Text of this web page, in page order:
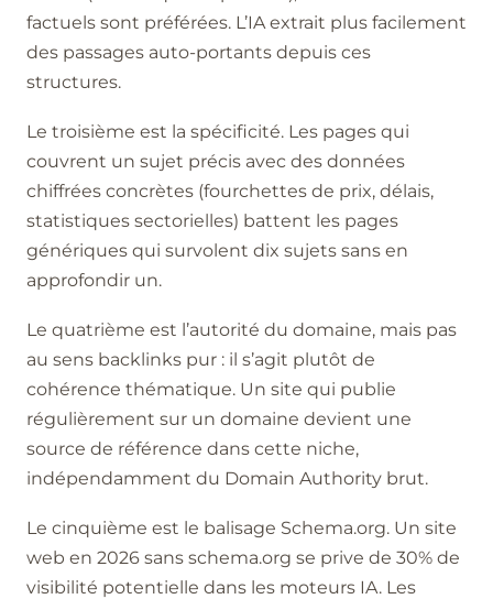
factuels sont préférées. L’IA extrait plus facilement
des passages auto-portants depuis ces
structures.
Le troisième est la spécificité. Les pages qui
couvrent un sujet précis avec des données
chiffrées concrètes (fourchettes de prix, délais,
statistiques sectorielles) battent les pages
génériques qui survolent dix sujets sans en
approfondir un.
Le quatrième est l’autorité du domaine, mais pas
au sens backlinks pur : il s’agit plutôt de
cohérence thématique. Un site qui publie
régulièrement sur un domaine devient une
source de référence dans cette niche,
indépendamment du Domain Authority brut.
Le cinquième est le balisage Schema.org. Un site
web en 2026 sans schema.org se prive de 30% de
visibilité potentielle dans les moteurs IA. Les